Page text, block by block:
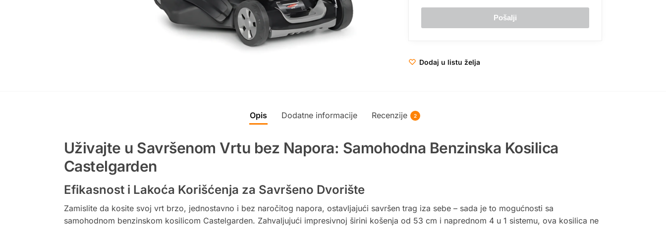
Dodaj u listu želja
Opis Dodatne informacije Recenzije 2
Uživajte u Savršenom Vrtu bez Napora: Samohodna Benzinska Kosilica
Castelgarden
Efikasnost i Lakoća Korišćenja za Savršeno Dvorište
Zamislite da kosite svoj vrt brzo, jednostavno i bez naročitog napora, ostavljajući savršen trag iza sebe – sada je to mogućnosti sa
samohodnom benzinskom kosilicom Castelgarden. Zahvaljujući impresivnoj širini košenja od 53 cm i naprednom 4 u 1 sistemu, ova kosilica ne